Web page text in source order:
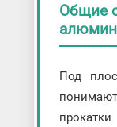
Общие
Под